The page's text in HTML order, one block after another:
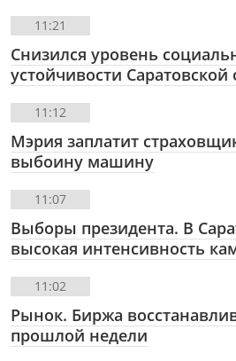
11:21
Снизился уровень
устойчивости Саратовской
11:12
Мэрия заплатит
выбоину машину
11:07
Выборы президента. В
высокая интенсивность
11:02
Рынок. Биржа
прошлой недели